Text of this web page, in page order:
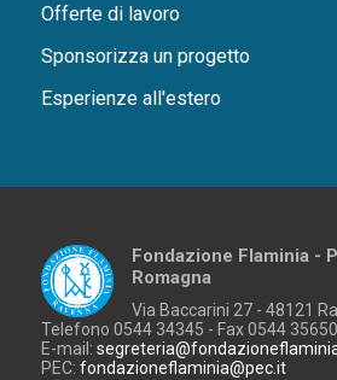
Offerte di lavoro
Sponsorizza un progetto
Esperienze all'estero
Fondazione Flaminia -
Romagna
Via Baccarini 27 - 48121
Telefono 0544 34345 - Fax 0544 35650
E-mail:
PEC:fondazioneflaminia@pec.it